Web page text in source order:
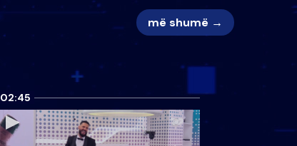
më shumë →
02:45